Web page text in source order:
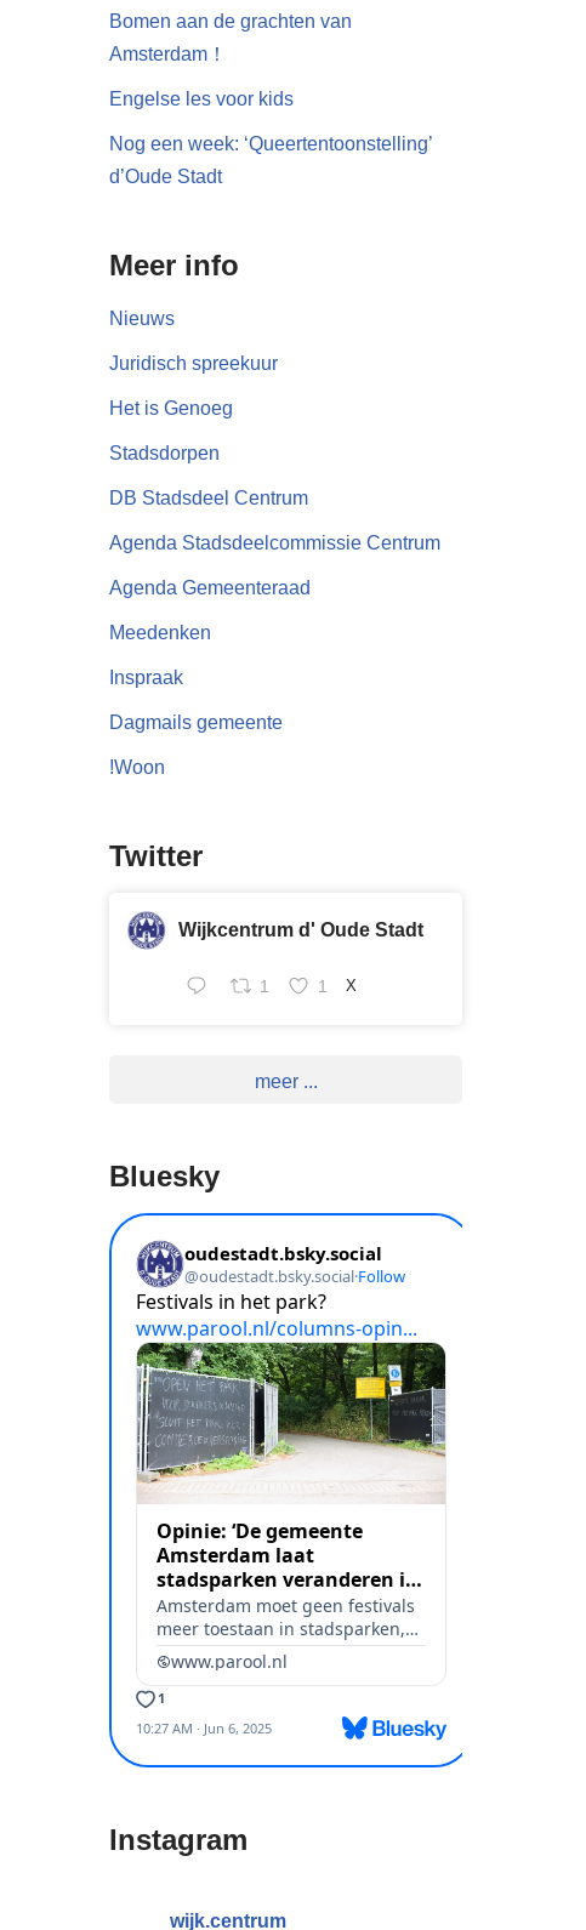
Bomen aan de grachten van
Amsterdam！
Engelse les voor kids
Nog een week: ‘Queertentoonstelling’
d’Oude Stadt
Meer info
Nieuws
Juridisch spreekuur
Het is Genoeg
Stadsdorpen
DB Stadsdeel Centrum
Agenda Stadsdeelcommissie Centrum
Agenda Gemeenteraad
Meedenken
Inspraak
Dagmails gemeente
!Woon
Twitter
Wijkcentrum d' Oude Stadt
1 1 X
meer ...
Bluesky
Instagram
wijk.centrum